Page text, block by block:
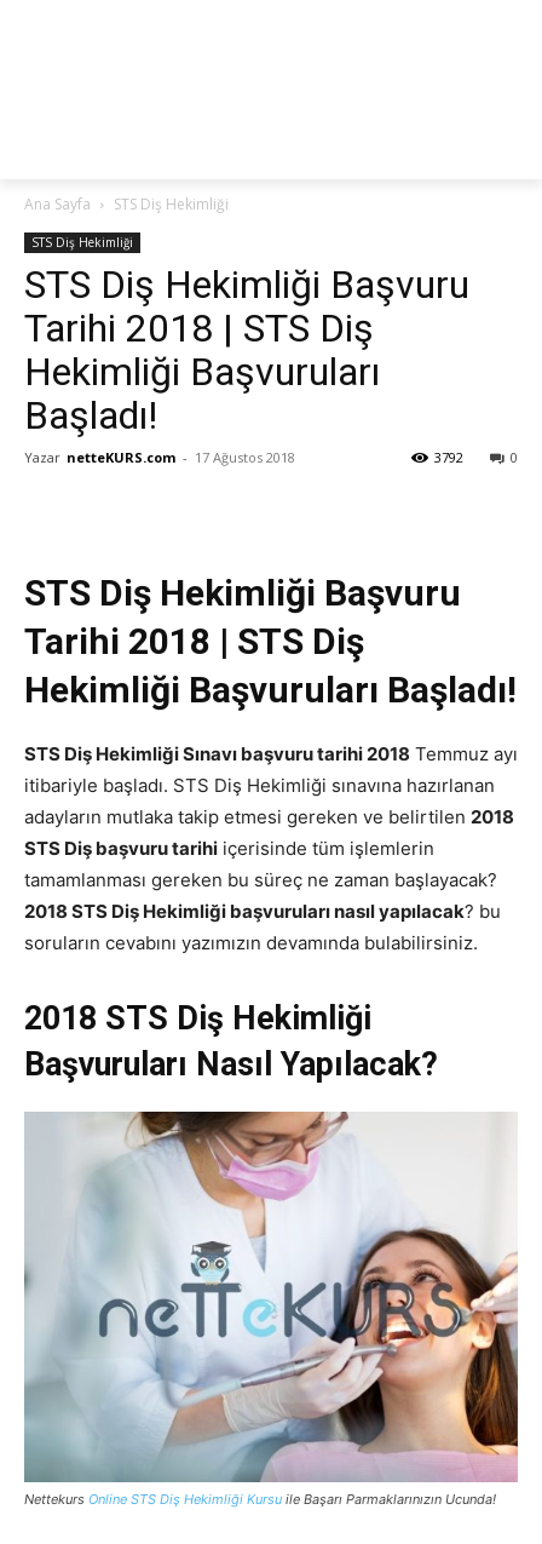
Ana Sayfa STS Diş Hekimliği
STS Diş Hekimliği
STS Diş Hekimliği Başvuru
Tarihi 2018 | STS Diş
Hekimliği Başvuruları
Başladı!
Yazar netteKURS.com - 17 Ağustos 2018 0
3792
STS Diş Hekimliği Başvuru
Tarihi 2018 | STS Diş
Hekimliği Başvuruları Başladı!
STS Diş Hekimliği Sınavı başvuru tarihi 2018 Temmuz ayı
itibariyle başladı. STS Diş Hekimliği sınavına hazırlanan
adayların mutlaka takip etmesi gereken ve belirtilen 2018
STS Diş başvuru tarihi içerisinde tüm işlemlerin
tamamlanması gereken bu süreç ne zaman başlayacak?
2018 STS Diş Hekimliği başvuruları nasıl yapılacak? bu
soruların cevabını yazımızın devamında bulabilirsiniz.
2018 STS Diş Hekimliği
Başvuruları Nasıl Yapılacak?
Nettekurs Online STS Diş Hekimliği Kursu ile Başarı Parmaklarınızın Ucunda!